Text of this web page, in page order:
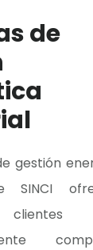
de
gestión
SINCI